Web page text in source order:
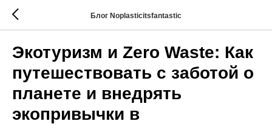
Блог Noplasticitsfantastic
Экотуризм и Zero Waste: Как
путешествовать с заботой о
планете и внедрять
экопривычки в